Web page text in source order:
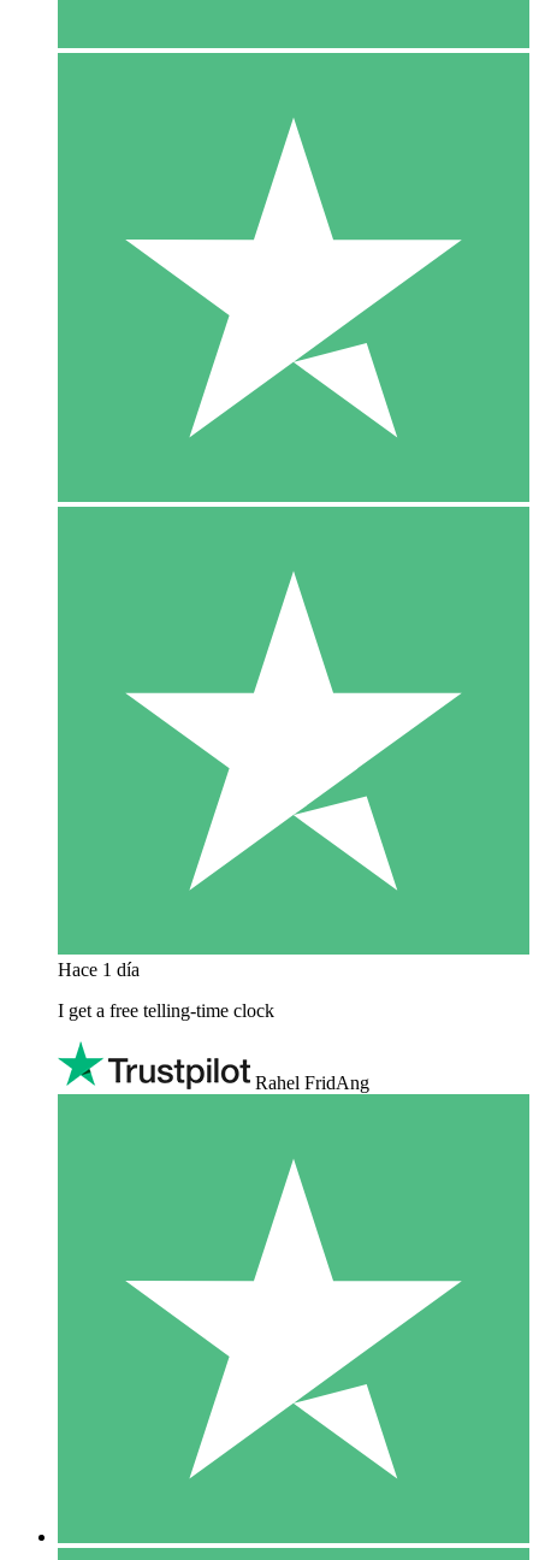
Hace 1 día
I get a free telling-time clock
Rahel FridAng